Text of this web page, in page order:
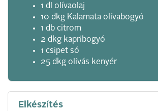
1 dl olívaolaj
10 dkg Kalamata olívabogyó
1 db citrom
2 dkg kapribogyó
1 csipet só
25 dkg olívás kenyér
Elkészítés